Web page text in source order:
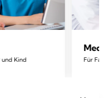
und Kind Für